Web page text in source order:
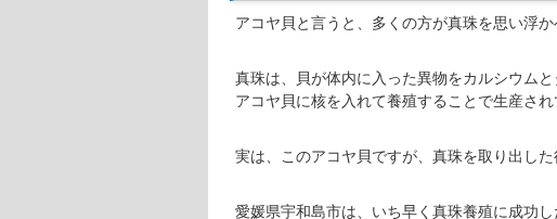
アコヤ貝と言うと、多くの方が真珠を思い浮
真珠は、貝が体内に入った異物をカルシウム
アコヤ貝に核を入れて養殖することで生産され
実は、このアコヤ貝ですが、真珠を取り出し
愛媛県宇和島市は、いち早く真珠養殖に成功